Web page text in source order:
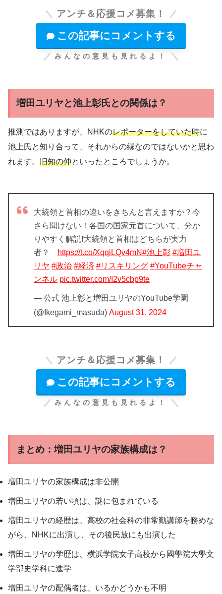
アンチ＆応援コメ募集！
この記事にコメントする
みんなの意見も見れるよ！
増田ユリヤと池上彰氏との関係は？
推測ではありますが、NHKのレポーターをしていた時に
池上氏と知り合って、それからの縁なのではないかと思わ
れます。 旧知の仲といったところでしょうか。
大統領と首相の違いをきちんと言えますか？今
さら聞けない！各国の国家元首について、分か
りやすく解説❗大統領と首相はどちらが実力
者？
https://t.co/XqqiLQv4mN#池上彰 #増田ユ
リヤ #政治 #経済 #リスキリング #YouTubeチャ
ンネル pic.twitter.com/I2v5cbp9te
— 公式 池上彰と増田ユリヤのYouTube学園
(@Ikegami_masuda) August 31, 2024
アンチ＆応援コメ募集！
この記事にコメントする
みんなの意見も見れるよ！
まとめ：増田ユリヤの家族構成は？
増田ユリヤの家族構成は非公開
増田ユリヤの若い頃は、謎に包まれている
増田ユリヤの経歴は、高校の社会科の非常勤講師を務めな
がら、NHKに出演し、その後民放にも出演した
増田ユリヤの学歴は、横浜学院女子高校から國學院大學文
学部史学科に進学
増田ユリヤの配偶者は、いるかどうかも不明